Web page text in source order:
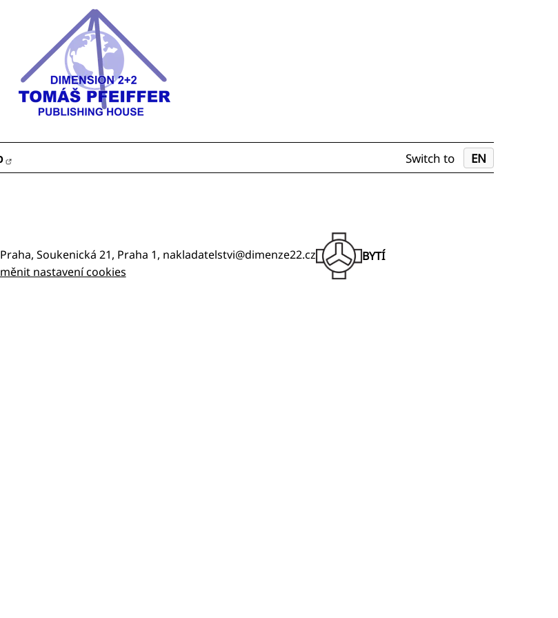
Switch to EN
Soukenická 21, Praha 1, nakladatelstvi@dimenze22.cz
nastavení cookies
BYTÍ